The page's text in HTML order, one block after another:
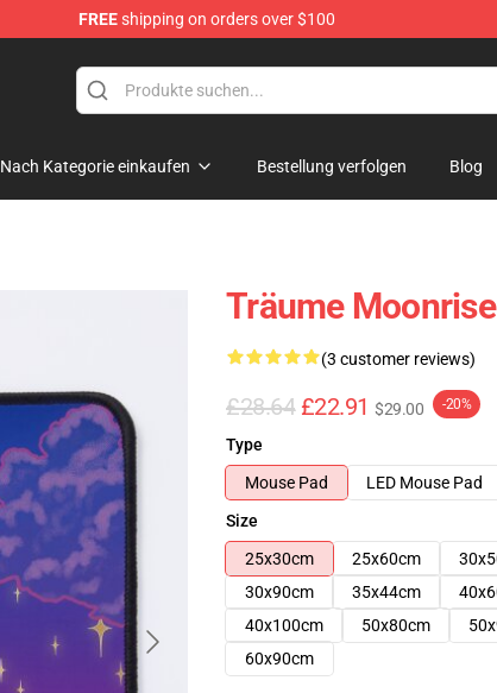
FREEshipping on orders over $100
Nach Kategorie einkaufen Bestellung verfolgen Blog
Träume
(3 customer reviews)
£28.64 £22.91 $29.00 -20%
Type
Mouse Pad
LED Mouse Pad
Size
25x30cm
25x60cm
30x90cm
35x44cm
40x100cm
50x80cm
60x90cm